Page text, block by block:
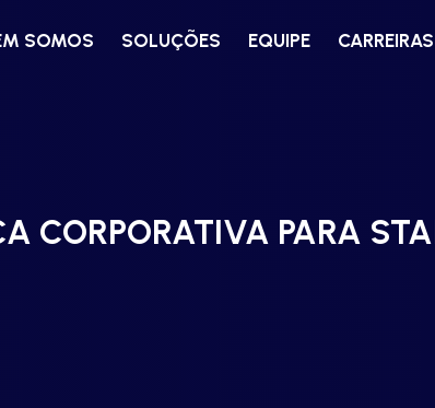
SOMOS SOLUÇÕES EQUIPE CARREIRAS
CORPORATIVA PARA